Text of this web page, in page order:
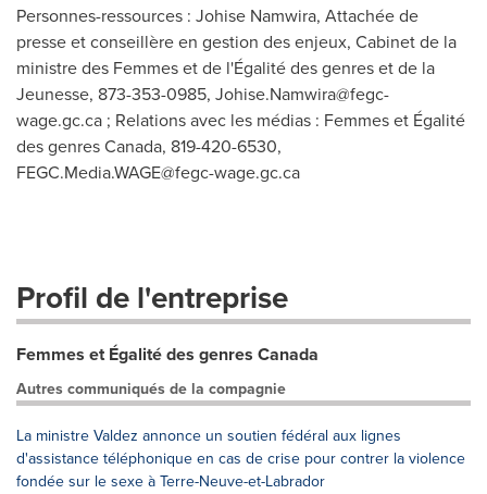
Personnes-ressources : Johise Namwira, Attachée de
presse et conseillère en gestion des enjeux, Cabinet de la
ministre des Femmes et de l'Égalité des genres et de la
Jeunesse, 873-353-0985, Johise.Namwira@fegc-
wage.gc.ca ; Relations avec les médias : Femmes et Égalité
des genres Canada, 819-420-6530,
FEGC.Media.WAGE@fegc-wage.gc.ca
Profil de l'entreprise
Femmes et Égalité des genres Canada
Autres communiqués de la compagnie
La ministre Valdez annonce un soutien fédéral aux lignes
d'assistance téléphonique en cas de crise pour contrer la violence
fondée sur le sexe à Terre-Neuve-et-Labrador